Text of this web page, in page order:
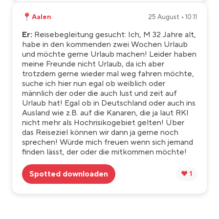
📍 Aalen 25 August • 10:11
Er: Reisebegleitung gesucht: Ich, M 32 Jahre alt,
habe in den kommenden zwei Wochen Urlaub
und möchte gerne Urlaub machen! Leider haben
meine Freunde nicht Urlaub, da ich aber
trotzdem gerne wieder mal weg fahren möchte,
suche ich hier nun egal ob weiblich oder
männlich der oder die auch lust und zeit auf
Urlaub hat! Egal ob in Deutschland oder auch ins
Ausland wie z.B. auf die Kanaren, die ja laut RKI
nicht mehr als Hochrisikogebiet gelten! Über
das Reiseziel können wir dann ja gerne noch
sprechen! Würde mich freuen wenn sich jemand
finden lässt, der oder die mitkommen möchte!
Spotted downloaden ❤️ 1